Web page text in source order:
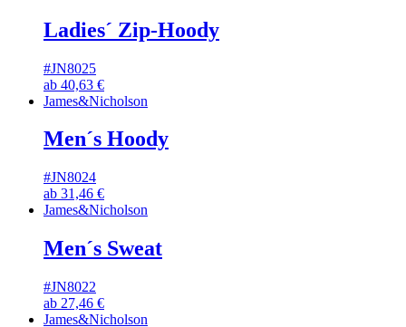
Ladies´ Zip-Hoody
#JN8025
ab 40,63 €
James&Nicholson
Men´s Hoody
#JN8024
ab 31,46 €
James&Nicholson
Men´s Sweat
#JN8022
ab 27,46 €
James&Nicholson